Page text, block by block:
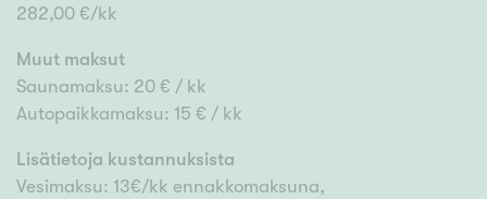
282,00 €/kk
Muut maksut
Saunamaksu: 20 € / kk
Autopaikkamaksu: 15 € / kk
Lisätietoja kustannuksista
Vesimaksu: 13€/kk ennakkomaksuna,